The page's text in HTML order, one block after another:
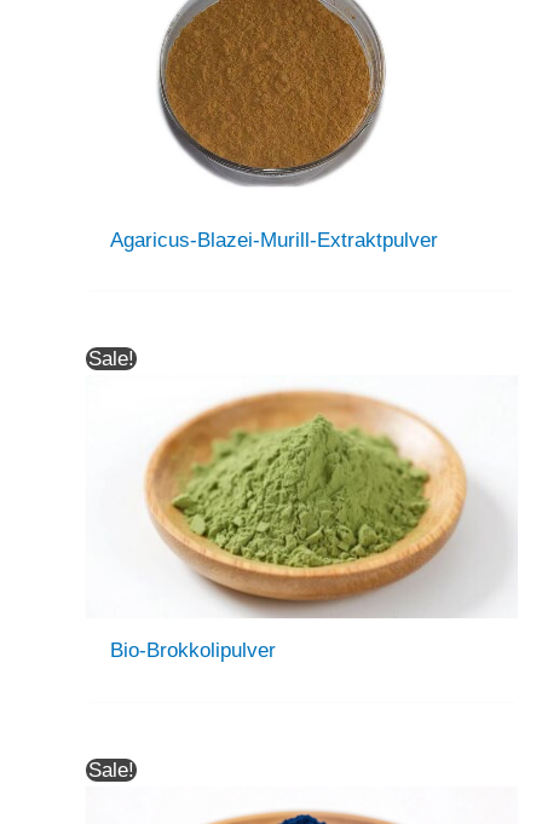
Agaricus-Blazei-Murill-Extraktpulver
Sale!
Bio-Brokkolipulver
Sale!